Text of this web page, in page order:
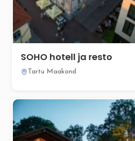
SOHO hotell ja resto
Tartu Maakond